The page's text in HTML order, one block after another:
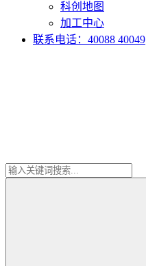
科创地图
加工中心
联系电话：40088 40049